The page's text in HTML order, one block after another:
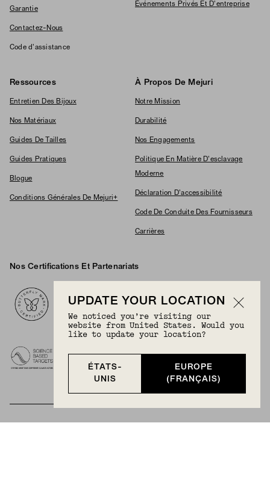
Garantie
Contactez-Nous
Code d'assistance
Événements Privés Et D'entreprise
Ressources
Entretien Des Bijoux
Nos Matériaux
Guides De Tailles
Guides Pratiques
Blogue
Conditions Générales De Mejuri+
À Propos De Mejuri
Notre Mission
Durabilité
Nos Engagements
Politique En Matière D'esclavage
Moderne
Déclaration D'accessibilité
Code De Conduite Des Fournisseurs
Carrières
Nos Certifications Et Partenariats
UPDATE YOUR LOCATION
We noticed you’re visiting our
website from United States. Would you
like to update your location?
ÉTATS-
UNIS
EUROPE
(FRANÇAIS)